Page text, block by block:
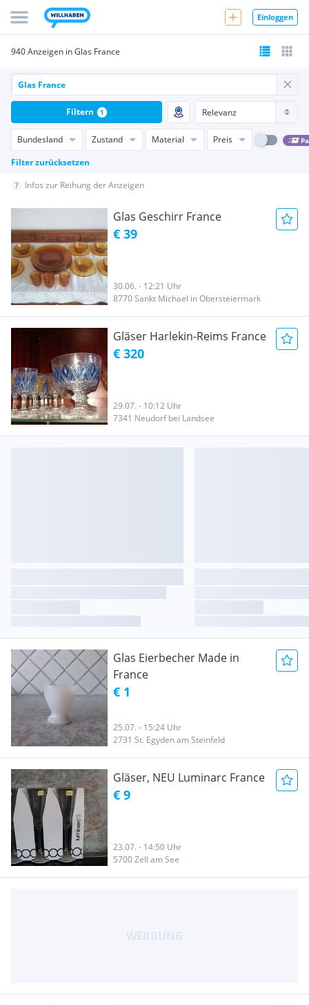
Einloggen
940 Anzeigen in Glas France
Bundesland Zustand Material Preis
Filter zurücksetzen
Filtern 1
Infos zur Reihung der Anzeigen
Glas Geschirr France
€ 39
30.06. - 12:21 Uhr
8770 Sankt Michael in Obersteiermark
Gläser Harlekin-Reims France
€ 320
29.07. - 10:12 Uhr
7341 Neudorf bei Landsee
Glas Eierbecher Made in
France
€ 1
25.07. - 15:24 Uhr
2731 St. Egyden am Steinfeld
Gläser, NEU Luminarc France
€ 9
23.07. - 14:50 Uhr
5700 Zell am See